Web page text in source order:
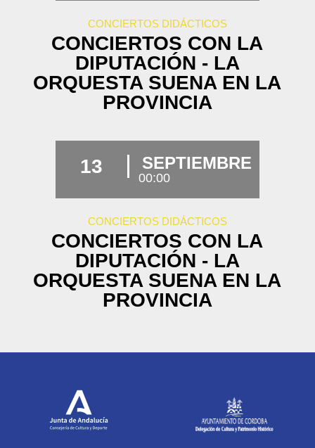
CONCIERTOS DIDÁCTICOS
CONCIERTOS CON LA
DIPUTACIÓN - LA
ORQUESTA SUENA EN LA
PROVINCIA
13 SEPTIEMBRE
00:00
CONCIERTOS DIDÁCTICOS
CONCIERTOS CON LA
DIPUTACIÓN - LA
ORQUESTA SUENA EN LA
PROVINCIA